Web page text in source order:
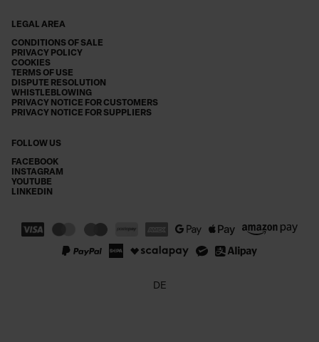
LEGAL AREA
CONDITIONS OF SALE
PRIVACY POLICY
COOKIES
TERMS OF USE
DISPUTE RESOLUTION
WHISTLEBLOWING
PRIVACY NOTICE FOR CUSTOMERS
PRIVACY NOTICE FOR SUPPLIERS
FOLLOW US
FACEBOOK
INSTAGRAM
YOUTUBE
LINKEDIN
DE